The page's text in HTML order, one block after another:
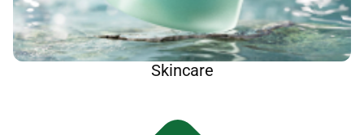
Skincare